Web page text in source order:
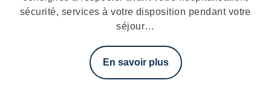
sécurité, services à votre disposition pendant votre
séjour…
En savoir plus